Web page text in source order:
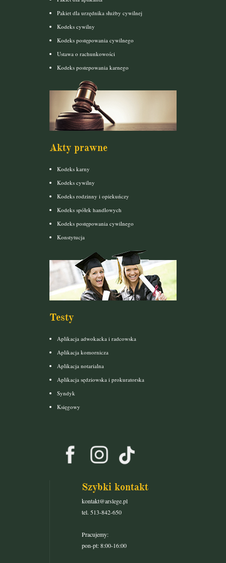
Pakiet dla urzędnika służby cywilnej
Kodeks cywilny
Kodeks postępowania cywilnego
Ustawa o rachunkowości
Kodeks postepowania karnego
Akty prawne
Kodeks karny
Kodeks cywilny
Kodeks rodzinny i opiekuńczy
Kodeks spółek handlowych
Kodeks postępowania cywilnego
Konstytucja
Testy
Aplikacja adwokacka i radcowska
Aplikacja komornicza
Aplikacja notarialna
Aplikacja sędziowska i prokuratorska
Syndyk
Księgowy
Szybki kontakt
kontakt@arslege.pl
tel. 513-842-650
Pracujemy:
pon-pt: 8:00-16:00